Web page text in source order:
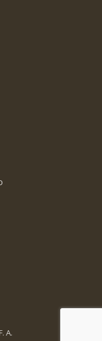
A.